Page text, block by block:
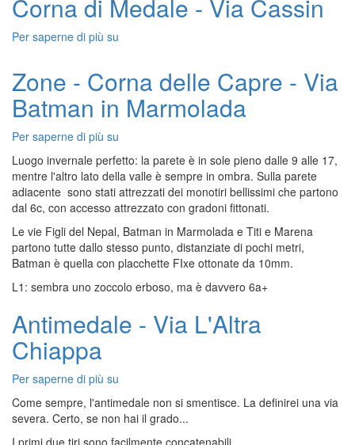
Via
Kundalini
Corna di Medale - Via Cassin
Per saperne di più su
-
Via
Cassin
Zone - Corna delle Capre - Via
Batman in Marmolada
Per saperne di più su
Corna
delle
Capre
-
Via
Batman
in
Marmolada
Luogo invernale perfetto: la parete è in sole pieno dalle 9 alle 17,
mentre l'altro lato della valle è sempre in ombra. Sulla parete
adiacente sono stati attrezzati dei monotiri bellissimi che partono
dal 6c, con accesso attrezzato con gradoni fittonati.
Le vie Figli del Nepal, Batman in Marmolada e Titi e Marena
partono tutte dallo stesso punto, distanziate di pochi metri,
Batman è quella con placchette FIxe ottonate da 10mm.
L1: sembra uno zoccolo erboso, ma è davvero 6a+
Antimedale - Via L'Altra
Chiappa
Per saperne di più su
Via
L'Altra
Chiappa
Come sempre, l'antimedale non si smentisce. La definirei una via
severa. Certo, se non hai il grado...
I primi due tiri sono facilmente concatenabili.